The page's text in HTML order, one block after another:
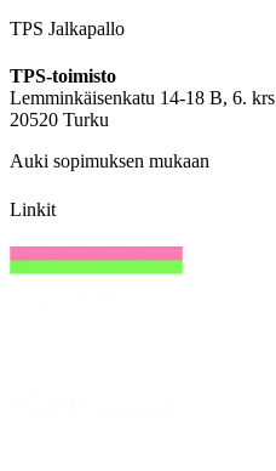
TPS Jalkapallo
TPS-toimisto
Lemminkäisenkatu 14-18 B, 6. krs
20520 Turku
Auki sopimuksen mukaan
Linkit